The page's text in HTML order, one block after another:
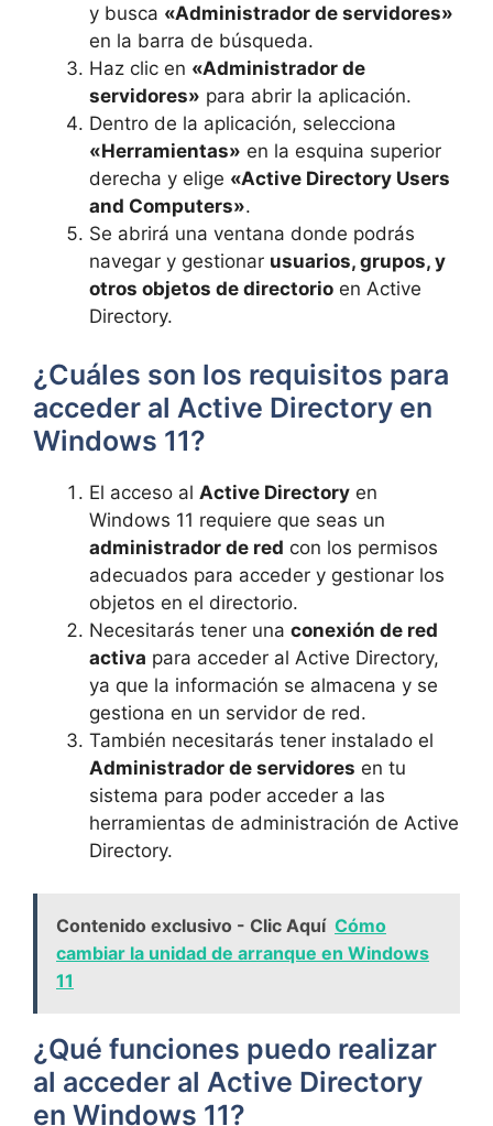
y busca «Administrador de servidores»
en la barra de búsqueda.
Haz clic en «Administrador de
servidores» para abrir la aplicación.
Dentro de la aplicación, selecciona
«Herramientas» en la esquina superior
derecha y elige «Active Directory Users
and Computers».
Se abrirá una ventana donde podrás
navegar y gestionar usuarios, grupos, y
otros objetos de directorio en Active
Directory.
¿Cuáles son los requisitos para
acceder al Active Directory en
Windows 11?
El acceso al Active Directory en
Windows 11 requiere que seas un
administrador de red con los permisos
adecuados para acceder y gestionar los
objetos en el directorio.
Necesitarás tener una conexión de red
activa para acceder al Active Directory,
ya que la información se almacena y se
gestiona en un servidor de red.
También necesitarás tener instalado el
Administrador de servidores en tu
sistema para poder acceder a las
herramientas de administración de Active
Directory.
Contenido exclusivo - Clic Aquí Cómo
cambiar la unidad de arranque en Windows
11
¿Qué funciones puedo realizar
al acceder al Active Directory
en Windows 11?